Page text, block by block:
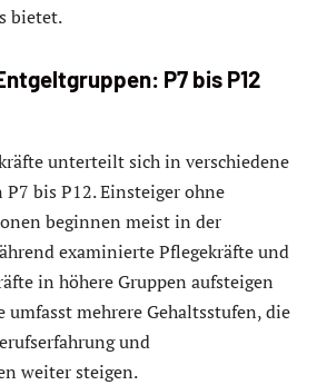
bietet.
P7 bis P12
unterteilt sich in verschiedene
bis P12. Einsteiger ohne
beginnen meist in der
examinierte Pflegekräfte und
in höhere Gruppen aufsteigen
umfasst mehrere Gehaltsstufen, die
und
weiter steigen.